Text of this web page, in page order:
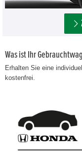
Was ist Ihr
Erhalten Sie eine
kostenfrei.